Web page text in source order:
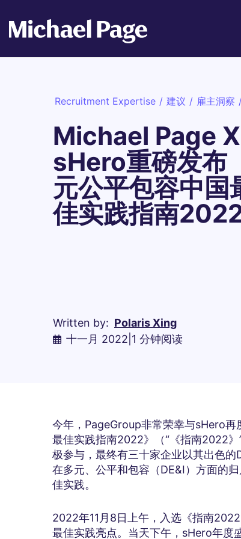
Recruitment Expertise / 建议 / 雇主洞察
Michael Page X
sHero重磅发布
元公平包容中国
佳实践指南2022
Written by: Polaris Xing
十一月 2022 1 分钟阅读
今年，PageGroup非常荣幸与sHero再
最佳实践指南2022》（“《指南2022
极参与，最终有三十家企业以其出色
在多元、公平和包容（DE&I）方面的
佳实践。
2022年11月8日上午，入选《指南
最佳实践亮点。当天下午，sHero年度